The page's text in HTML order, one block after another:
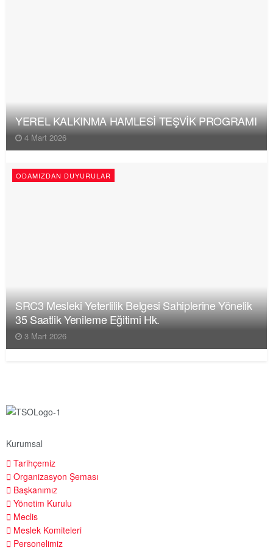
YEREL KALKINMA HAMLESİ TEŞVİK PROGRAMI
4 Mart 2026
ODAMIZDAN DUYURULAR
SRC3 Mesleki Yeterlilik Belgesi Sahiplerine Yönelik
35 Saatlik Yenileme Eğitimi Hk.
3 Mart 2026
Kurumsal
Tarihçemiz
Organizasyon Şeması
Başkanımız
Yönetim Kurulu
Meclis
Meslek Komiteleri
Personelimiz